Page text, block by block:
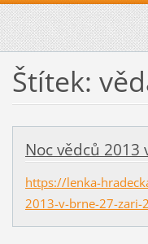
Štítek:
Noc vědců 2013
https://lenka-
2013-v-brne-27-zari-